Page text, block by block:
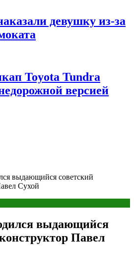
девушку из-за
Toyota Tundra
версией
выдающийся советский
Сухой
выдающийся
Павел